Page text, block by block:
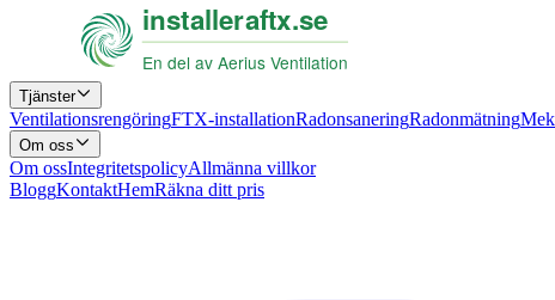
Tjänster
VentilationsrengöringFTX-installationRadonsaneringRadonmätning
Om oss
Om ossIntegritetspolicyAllmänna villkor
BloggKontaktHemRäkna ditt pris